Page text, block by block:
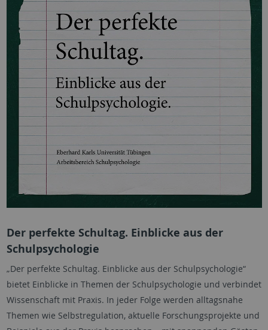
Der perfekte Schultag. Einblicke aus der
Schulpsychologie
„Der perfekte Schultag. Einblicke aus der Schulpsychologie“
bietet Einblicke in Themen der Schulpsychologie und verbindet
Wissenschaft mit Praxis. In jeder Folge werden alltagsnahe
Themen wie Selbstregulation, aktuelle Forschungsprojekte und